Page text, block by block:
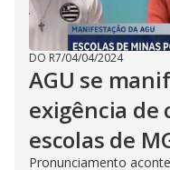
DO R7/04/04/2024
AGU se
exigência de
escolas de
Pronunciamento